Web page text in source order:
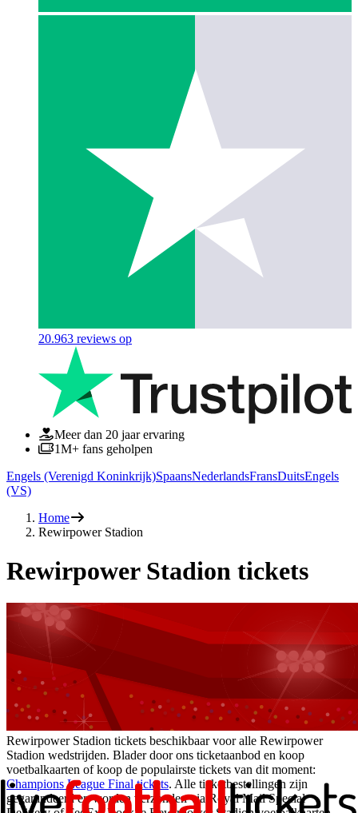
20.963 reviews op
Meer dan 20 jaar ervaring
1M+ fans geholpen
Engels (Verenigd Koninkrijk)SpaansNederlandsFransDuitsEngels
(VS)
Home
Rewirpower Stadion
Rewirpower Stadion tickets
Rewirpower Stadion tickets beschikbaar voor alle Rewirpower
Stadion wedstrijden. Blader door ons ticketaanbod en koop
voetbalkaarten of koop de populairste tickets van dit moment:
Champions League Final tickets. Alle ticketbestellingen zijn
gegarandeerd en worden verzonden via Royal Mail Special